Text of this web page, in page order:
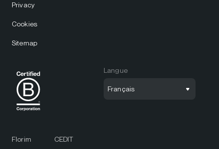
Privacy
Cookies
Sitemap
Langue
Français
Florim CEDIT